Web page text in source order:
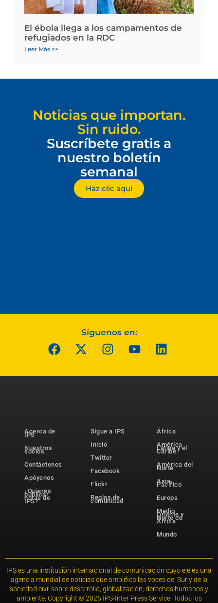
El ébola llega a los campamentos de
refugiados en la RDC
Leer Más >>
Noticias que importan.
Sin ruido.
Suscríbete gratis a
nuestro boletín
semanal
Haz clic aquí
Síguenos en:
Acerca de
IPS
Nuestros
socios
Contáctenos
Apóyenos
¿Quieres
publicar
notas de
IPS?
Sigue a IPS
Inicio
Twitter
Facebook
Flickr
Reglas de
comunidad
África
América
Latina y el
Caribe
América del
Norte
Asia-
Pacífico
Europa
Medio
Oriente y
Norte de
África
Mundo
IPS es una institución internacional de comunicación cuyo eje es una
agencia mundial de noticias que amplifica las voces del Sur y de la
sociedad civil sobre desarrollo, globalización, derechos humanos y
ambiente. Copyright © 2025 IPS-Inter Press Service. Todos los